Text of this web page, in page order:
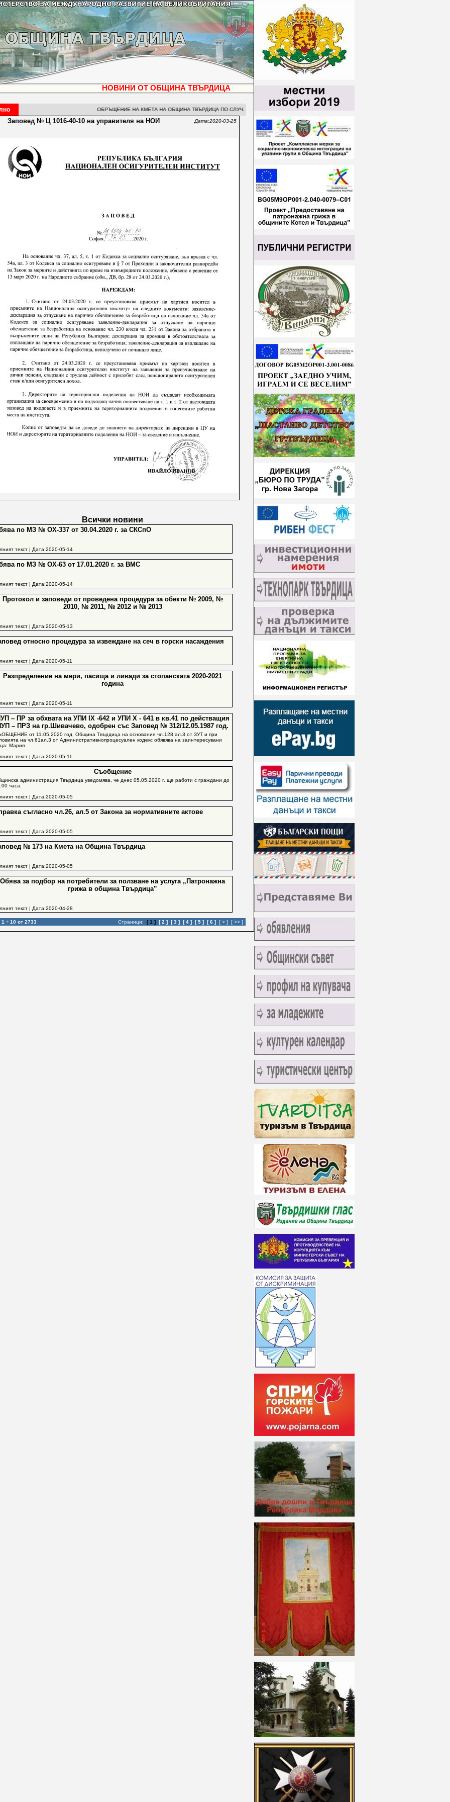
НОВИНИ ОТ ОБЩИНА ТВЪРДИЦА
ОБРЪЩЕНИЕ НА КМЕТА НА ОБЩИНА ТВЪРДИЦА ПО СЛУЧАЙ ПРЕДСТОЯЩИТЕ ПРАЗНИЦИ
Заповед № Ц 1016-40-10 на управителя на НОИ Дата:2020-03-25
Всички новини
по МЗ № ОХ-337 от 30.04.2020 г. за СКСпО
текст | Дата:2020-05-14
по МЗ № ОХ-63 от 17.01.2020 г. за ВМС
текст | Дата:2020-05-14
Протокол и заповеди от проведена процедура за обекти № 2009, №
2010, № 2011, № 2012 и № 2013
текст | Дата:2020-05-13
относно процедура за извеждане на сеч в горски насаждения
текст | Дата:2020-05-11
Разпределение на мери, пасища и ливади за стопанската 2020-2021
година
текст | Дата:2020-05-11
– ПР за обхвата на УПИ IX -642 и УПИ Х - 641 в кв.41 по действащия
– ПРЗ на гр.Шивачево, одобрен със Заповед № 312/12.05.1987 год.
от 11.05.2020 год. Община Твърдица на основание чл.128,ал.3 от ЗУТ и при
на чл.61ал.3 от Административнопроцесуален кодекс обявява на заинтересувани
Мария
текст | Дата:2020-05-11
Съобщение
администрация Твърдица уведомява, че днес 05.05.2020 г. ще работи с граждани до
часа.
текст | Дата:2020-05-05
съгласно чл.26, ал.5 от Закона за нормативните актове
текст | Дата:2020-05-05
№ 173 на Кмета на Община Твърдица
текст | Дата:2020-05-05
Обява за подбор на потребители за ползване на услуга „Патронажна
грижа в община Твърдица”
текст | Дата:2020-04-28
1 ÷ 10 от 2733 Страници: [ 1 ] [ 2 ] [ 3 ] [ 4 ] [ 5 ] [ 6 ] [ > ] [ >> ]